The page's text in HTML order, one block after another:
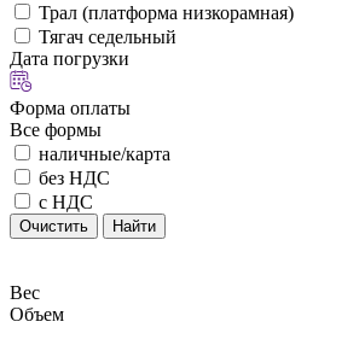
Трал (платформа низкорамная)
Тягач седельный
Дата погрузки
Форма оплаты
Все формы
наличные/карта
без НДС
с НДС
Очистить Найти
Вес
Объем